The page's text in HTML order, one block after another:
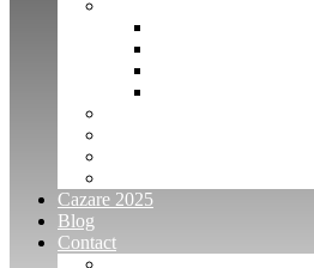
Cazare 2025
Blog
Contact